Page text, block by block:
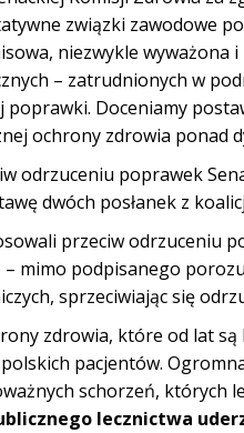
związki zawodowe
niezwykle wyważona
– zatrudnionych w
poprawki. Doceniamy
ochrony zdrowia ponad
odrzuceniu poprawek
dwóch posłanek z
przeciw odrzuceniu
mimo podpisanego
sprzeciwiając się
zdrowia, które od lat są
pacjentów.
schorzeń, których
lecznictwa